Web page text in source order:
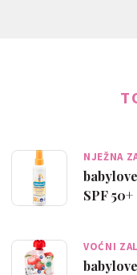
NJEŽNA
SPF 50+
VOĆNI